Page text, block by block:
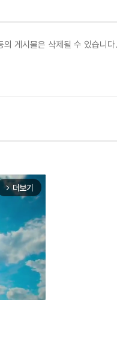
arrow_forward_ios 더보기